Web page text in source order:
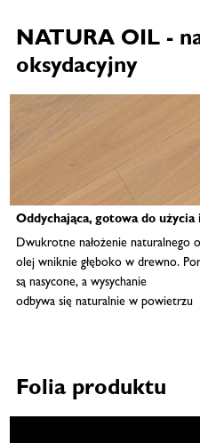
NATURA OIL -
oksydacyjny
Oddychająca, gotowa do
Dwukrotne nałożenie naturalnego
olej wniknie głęboko w drewno.
są nasycone, a wysychanie
odbywa się naturalnie w powietrzu
Folia produktu